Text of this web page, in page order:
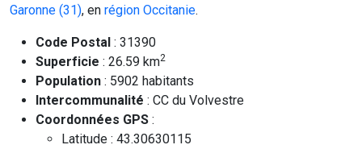
Garonne (31), en région Occitanie.
Code Postal : 31390
Superficie : 26.59 km2
Population : 5902 habitants
Intercommunalité : CC du Volvestre
Coordonnées GPS :
Latitude : 43.30630115